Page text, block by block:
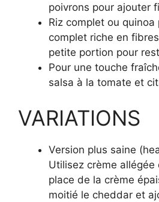
poivrons pour ajouter
Riz complet ou
complet riche en
petite portion pour
Pour une touche
salsa à la tomate et
VARIATIONS
Version plus saine
Utilisez crème
place de la crème
moitié le cheddar et